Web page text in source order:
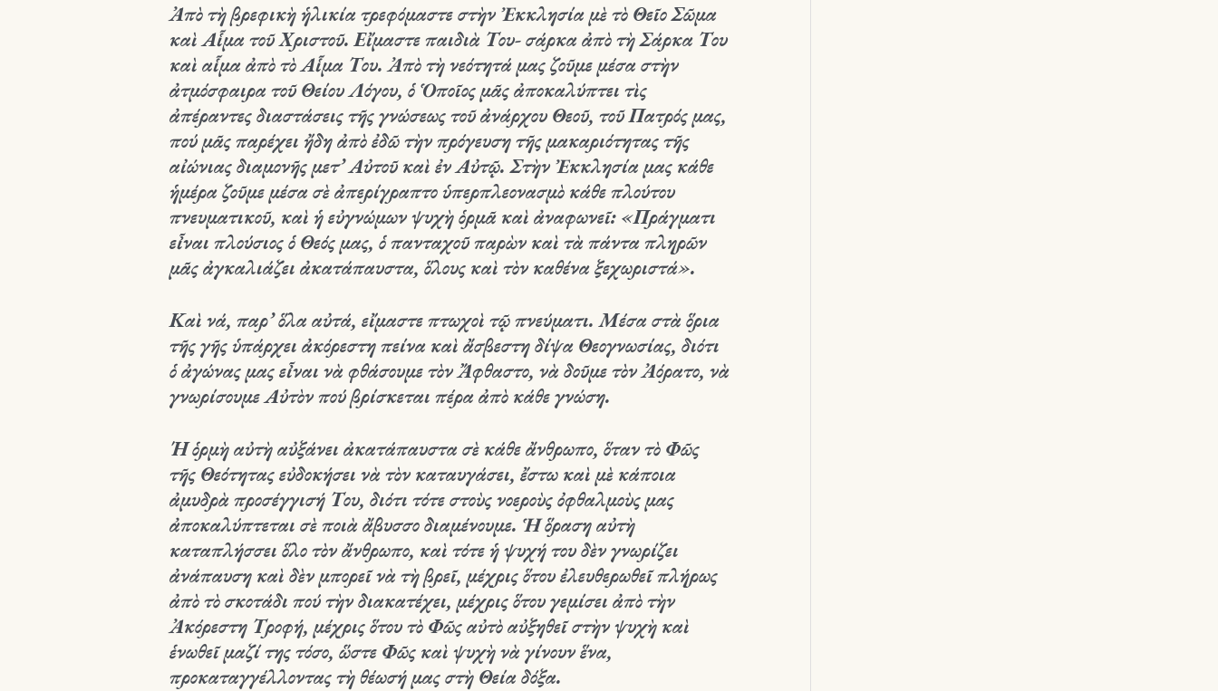
Ἀπὸ τὴ βρεφικὴ ἡλικία τρεφόμαστε στὴν Ἐκκλησία μὲ τὸ Θεῖο Σῶμα
καὶ Αἷμα τοῦ Χριστοῦ. Εἴμαστε παιδιὰ Του- σάρκα ἀπὸ τὴ Σάρκα Του
καὶ αἷμα ἀπὸ τὸ Αἷμα Του. Ἀπὸ τὴ νεότητά μας ζοῦμε μέσα στὴν
ἀτμόσφαιρα τοῦ Θείου Λόγου, ὁ Ὁποῖος μᾶς ἀποκαλύπτει τὶς
ἀπέραντες διαστάσεις τῆς γνώσεως τοῦ ἀνάρχου Θεοῦ, τοῦ Πατρός μας,
πού μᾶς παρέχει ἤδη ἀπὸ ἐδῶ τὴν πρόγευση τῆς μακαριότητας τῆς
αἰώνιας διαμονῆς μετ’ Αὐτοῦ καὶ ἐν Αὐτῷ. Στὴν Ἐκκλησία μας κάθε
ἡμέρα ζοῦμε μέσα σὲ ἀπερίγραπτο ὑπερπλεονασμὸ κάθε πλούτου
πνευματικοῦ, καὶ ἡ εὐγνώμων ψυχὴ ὁρμᾶ καὶ ἀναφωνεῖ: «Πράγματι
εἶναι πλούσιος ὁ Θεός μας, ὁ πανταχοῦ παρὼν καὶ τὰ πάντα πληρῶν
μᾶς ἀγκαλιάζει ἀκατάπαυστα, ὅλους καὶ τὸν καθένα ξεχωριστά».
Καὶ νά, παρ’ ὅλα αὐτά, εἴμαστε πτωχοὶ τῷ πνεύματι. Μέσα στὰ ὅρια
τῆς γῆς ὑπάρχει ἀκόρεστη πείνα καὶ ἄσβεστη δίψα Θεογνωσίας, διότι
ὁ ἀγώνας μας εἶναι νὰ φθάσουμε τὸν Ἄφθαστο, νὰ δοῦμε τὸν Ἀόρατο, νὰ
γνωρίσουμε Αὐτὸν πού βρίσκεται πέρα ἀπὸ κάθε γνώση.
Ή ὁρμὴ αὐτὴ αὐξάνει ἀκατάπαυστα σὲ κάθε ἄνθρωπο, ὅταν τὸ Φῶς
τῆς Θεότητας εὐδοκήσει νὰ τὸν καταυγάσει, ἔστω καὶ μὲ κάποια
ἀμυδρὰ προσέγγισή Του, διότι τότε στοὺς νοεροὺς ὀφθαλμοὺς μας
ἀποκαλύπτεται σὲ ποιὰ ἄβυσσο διαμένουμε. Ἡ ὅραση αὐτὴ
καταπλήσσει ὅλο τὸν ἄνθρωπο, καὶ τότε ἡ ψυχή του δὲν γνωρίζει
ἀνάπαυση καὶ δὲν μπορεῖ νὰ τὴ βρεῖ, μέχρις ὅτου ἐλευθερωθεῖ πλήρως
ἀπὸ τὸ σκοτάδι πού τὴν διακατέχει, μέχρις ὅτου γεμίσει ἀπὸ τὴν
Ἀκόρεστη Τροφή, μέχρις ὅτου τὸ Φῶς αὐτὸ αὐξηθεῖ στὴν ψυχὴ καὶ
ἑνωθεῖ μαζί της τόσο, ὥστε Φῶς καὶ ψυχὴ νὰ γίνουν ἕνα,
προκαταγγέλλοντας τὴ θέωσή μας στὴ Θεία δόξα.